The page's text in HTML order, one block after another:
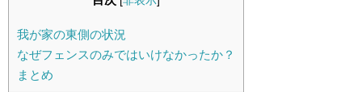
我が家の東側の状況
なぜフェンスのみではいけなかったか？
まとめ